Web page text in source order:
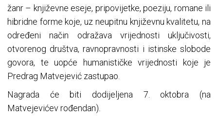
žanr – književne eseje, pripovijetke, poeziju, romane ili
hibridne forme koje, uz neupitnu književnu kvalitetu, na
određeni način odražava vrijednosti uključivosti,
otvorenog društva, ravnopravnosti i istinske slobode
govora, te uopće humanističke vrijednosti koje je
Predrag Matvejević zastupao.
Nagrada će biti dodijeljena 7. oktobra (na
Matvejevićev rođendan).